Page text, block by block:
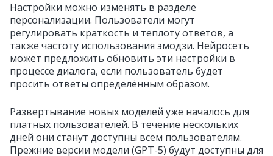
Настройки можно изменять в разделе
персонализации. Пользователи могут
регулировать краткость и теплоту ответов, а
также частоту использования эмодзи. Нейросеть
может предложить обновить эти настройки в
процессе диалога, если пользователь будет
просить ответы определённым образом.
Развертывание новых моделей уже началось для
платных пользователей. В течение нескольких
дней они станут доступны всем пользователям.
Прежние версии модели (GPT-5) будут доступны для